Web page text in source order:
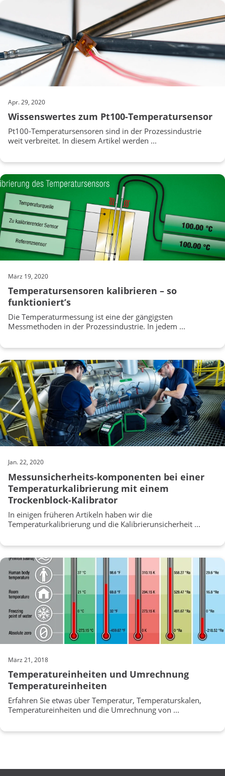
Apr. 29, 2020
Wissenswertes zum Pt100-Temperatursensor
Pt100-Temperatursensoren sind in der Prozessindustrie
weit verbreitet. In diesem Artikel werden ...
März 19, 2020
Temperatursensoren kalibrieren – so
funktioniert’s
Die Temperaturmessung ist eine der gängigsten
Messmethoden in der Prozessindustrie. In jedem ...
Jan. 22, 2020
Messunsicherheits-komponenten bei einer
Temperaturkalibrierung mit einem
Trockenblock-Kalibrator
In einigen früheren Artikeln haben wir die
Temperaturkalibrierung und die Kalibrierunsicherheit ...
März 21, 2018
Temperatureinheiten und Umrechnung
Temperatureinheiten
Erfahren Sie etwas über Temperatur, Temperaturskalen,
Temperatureinheiten und die Umrechnung von ...